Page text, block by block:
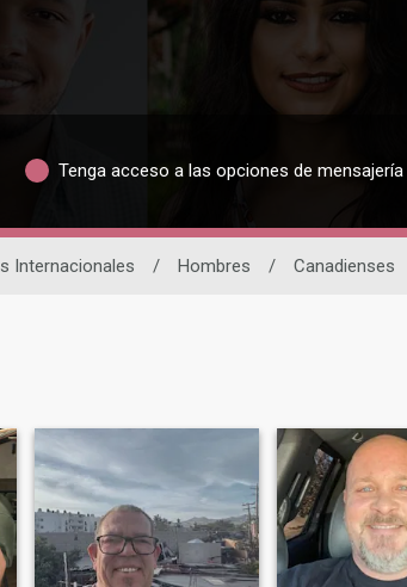
Tenga acceso a las opciones de
Internacionales / Hombres / Canadienses